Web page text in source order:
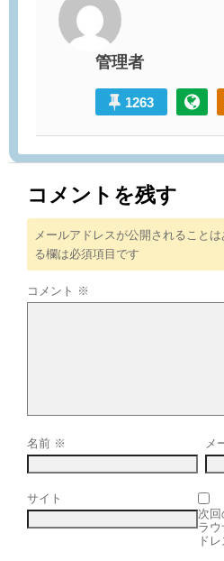
管理者
1263
コメントを残す
メールアドレスが公開されることは
る欄は必須項目です
コメント ※
名前 ※ メ
サイト
次
ラ
ド